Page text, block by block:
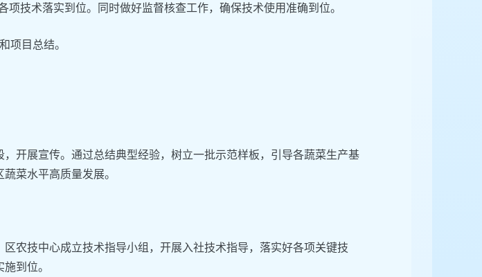
技术落实到位。同时做好监督核查工作，确保技术使用准确到位。
项目总结。
开展宣传。通过总结典型经验，树立一批示范样板，引导各蔬菜生产基
菜水平高质量发展。
农技中心成立技术指导小组，开展入社技术指导，落实好各项关键技
到位。